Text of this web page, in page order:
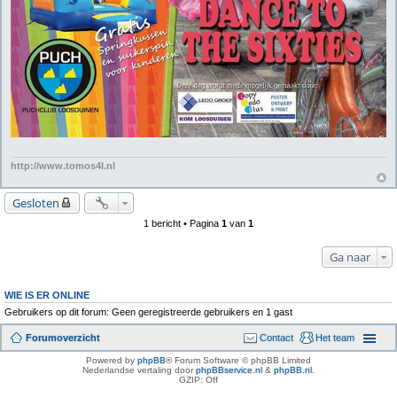
http://www.tomos4l.nl
Gesloten
1 bericht • Pagina 1 van 1
Ga naar
WIE IS ER ONLINE
Gebruikers op dit forum: Geen geregistreerde gebruikers en 1 gast
Forumoverzicht Het team
Contact
Powered by phpBB® Forum Software © phpBB Limited
Nederlandse vertaling doorphpBBservice.nl & phpBB.nl
GZIP: Off